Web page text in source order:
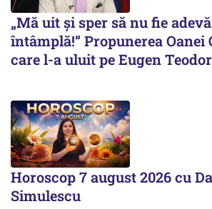
„Mă uit și sper să nu fie
întâmplă!“ Propunerea Oanei
care l-a uluit pe Eugen
Horoscop 7 august 2026 cu
Simulescu